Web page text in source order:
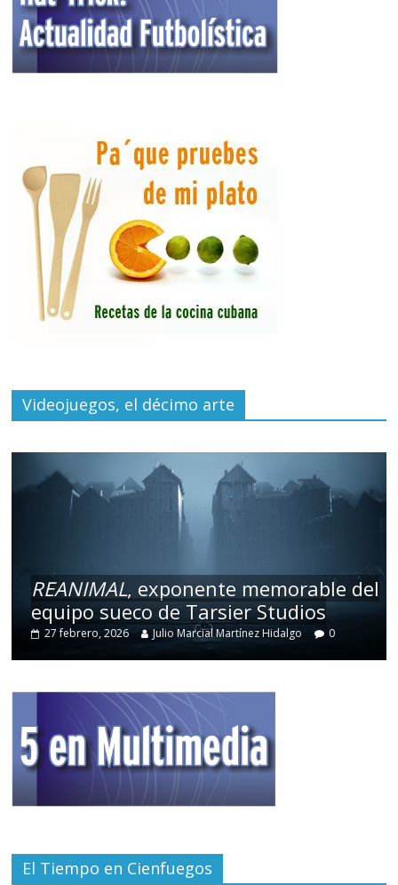
Videojuegos, el décimo arte
REANIMAL, exponente memorable del
equipo sueco de Tarsier Studios
27 febrero, 2026 Julio Marcial Martínez Hidalgo 0
El Tiempo en Cienfuegos